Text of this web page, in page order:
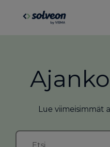
Lue viimeisimmät